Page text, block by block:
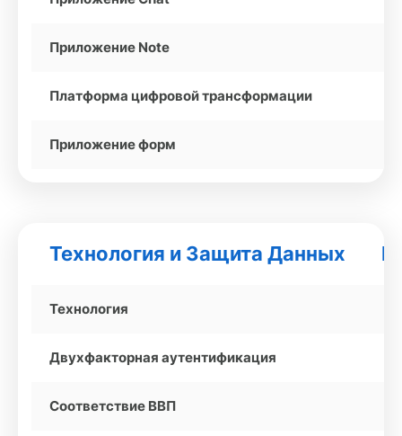
Приложение Note
Платформа цифровой трансформации
Приложение форм
Технология и Защита Данных
Технология
Двухфакторная аутентификация
Соответствие ВВП